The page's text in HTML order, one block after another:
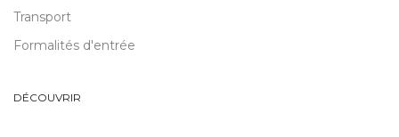
Transport
Formalités d'entrée
DÉCOUVRIR